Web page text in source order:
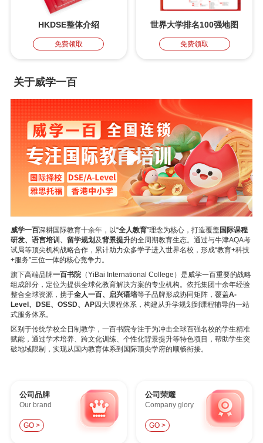
HKDSE整体介绍
免费领取
世界大学排名100强地图
免费领取
关于威学一百
威学一百深耕国际教育十余年，以“全人教育”理念为核心，打造覆盖 国际课程
研发、语言培训、留学规划 及背景提升的全周期教育生态。通过与牛津AQA考
试局等顶尖机构战略合作，累计助力众多学子进入世界名校，形成“教育+科技
+服务”三位一体的核心竞争力。
旗下高端品牌一百书院（YiBai International College）是威学一百重要的战略
组成部分，定位为提供全球化教育解决方案的专业机构。依托集团十余年经验
整合全球资源，携手全人一百、启兴语培等子品牌形成协同矩阵，覆盖A-
Level、DSE、OSSD、AP四大课程体系，构建从升学规划到课程辅导的一站
式服务体系。
区别于传统学校全日制教学，一百书院专注于为冲击全球百强名校的学生精准
赋能，通过学术培养、跨文化训练、个性化背景提升等特色项目，帮助学生突
破地域限制，实现从国内教育体系到国际顶尖学府的顺畅衔接。
公司品牌
Our brand
GO >
公司荣耀
Company glory
GO >